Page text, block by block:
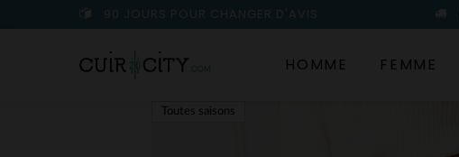
90 JOURS POUR CHANGER D'AVIS
HOMME FEMME
Toutes saisons